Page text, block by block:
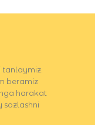
tanlaymiz.
beramiz
harakat
sozlashni